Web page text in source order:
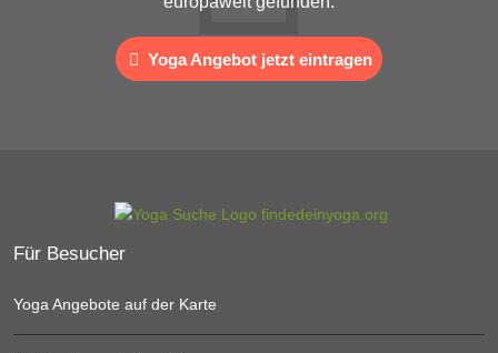
Yoga Angebot jetzt eintragen
Für Besucher
Yoga Angebote auf der Karte